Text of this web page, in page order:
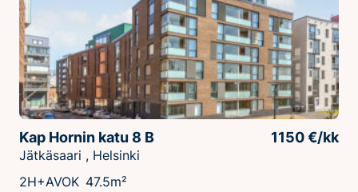
Kap Hornin katu 8 B 1150 €/kk
Jätkäsaari , Helsinki
2H+AVOK 47.5m²